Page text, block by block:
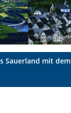
Sauerland mit dem